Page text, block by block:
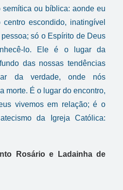
semítica ou bíblica: aonde eu
centro escondido, inatingível
só o Espírito de Deus
lo. Ele é o lugar da
das nossas tendências
da verdade, onde nós
morte. É o lugar do encontro,
vivemos em relação; é o
da Igreja Católica:
Rosário e Ladainha de